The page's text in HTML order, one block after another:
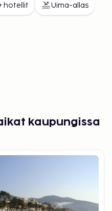
hotellit Uima-allas
kaupungissa